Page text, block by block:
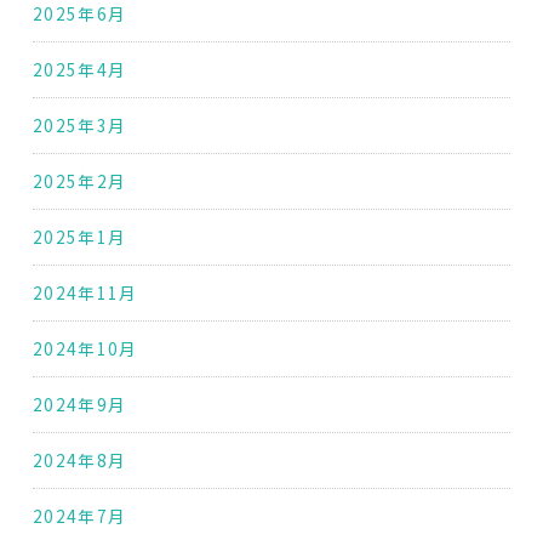
2025年6月
2025年4月
2025年3月
2025年2月
2025年1月
2024年11月
2024年10月
2024年9月
2024年8月
2024年7月